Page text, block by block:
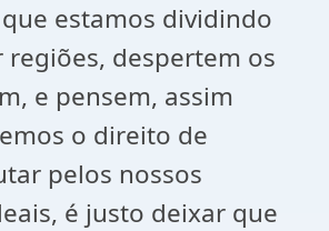
estamos dividindo
regiões, despertem os
e pensem, assim
o direito de
pelos nossos
é justo deixar que